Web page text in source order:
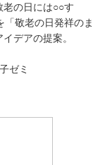
老の日には○○す
敬老の日発祥のま
デアの提案。
ゼミ